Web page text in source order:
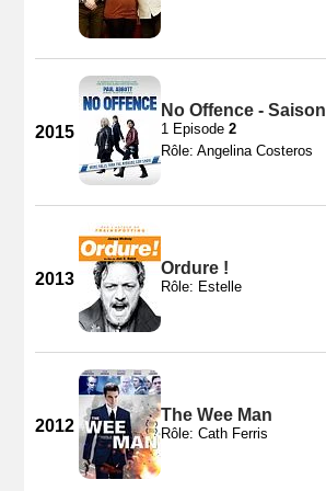
2015
No Offence -
1 Episode 2
Rôle: Angelina Costeros
2013
Ordure !
Rôle: Estelle
2012
The Wee Man
Rôle: Cath Ferris